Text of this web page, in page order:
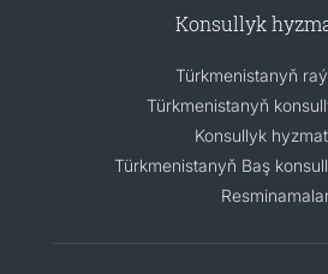
Konsullyk
Türkmenistanyň
Türkmenistanyň
Konsullyk
Türkmenistanyň Baş